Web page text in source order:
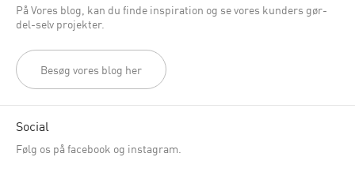
På Vores blog, kan du finde inspiration og se vores kunders gør-
del-selv projekter.
Besøg vores blog her
Social
Følg os på facebook og instagram.